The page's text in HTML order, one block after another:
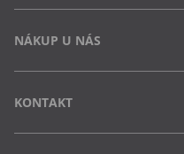
Často kladené dotazy
Obchodní podmínky
Ochrana osobních údajů
NÁKUP U NÁS
Jak uplatnit slevový kód
Vrácení zboží a výměna
KONTAKT